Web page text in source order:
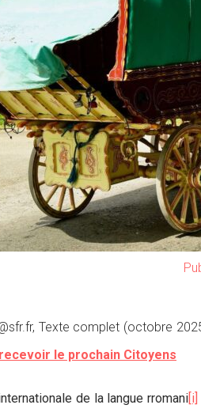
Texte complet (octobre
le prochain Citoyens
de la langue rromani[i]